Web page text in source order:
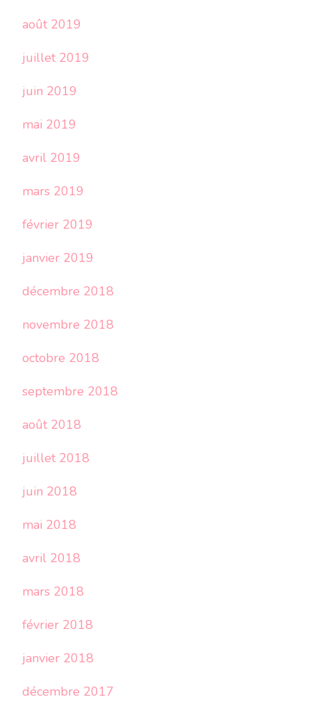
août 2019
juillet 2019
juin 2019
mai 2019
avril 2019
mars 2019
février 2019
janvier 2019
décembre 2018
novembre 2018
octobre 2018
septembre 2018
août 2018
juillet 2018
juin 2018
mai 2018
avril 2018
mars 2018
février 2018
janvier 2018
décembre 2017